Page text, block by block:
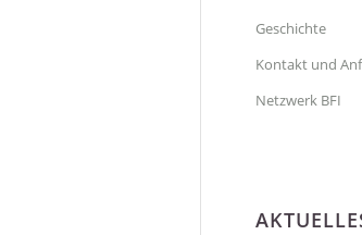
Geschichte
Kontakt und
Netzwerk BFI